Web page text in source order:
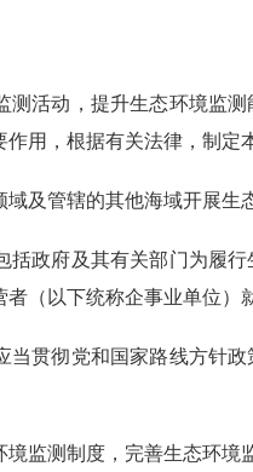
活动，提升生态环境监测
用，根据有关法律，制定
及管辖的其他海域开展生
括政府及其有关部门为履
（以下统称企事业单位）
贯彻党和国家路线方针政
监测制度，完善生态环境